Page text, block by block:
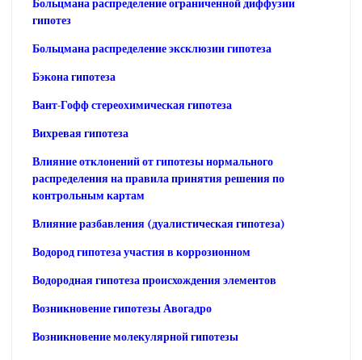
Больцмана распределение ограниченной диффузии
гипотез
Больцмана распределение эксклюзии гипотеза
Бэкона гипотеза
Вант-Гофф стереохимическая гипотеза
Вихревая гипотеза
Влияние отклонений от гипотезы нормального
распределения на правила принятия решения по
контрольным картам
Влияние разбавления (дуалистическая гипотеза)
Водород гипотеза участия в коррозионном
Водородная гипотеза происхождения элементов
Возникновение гипотезы Авогадро
Возникновение молекулярной гипотезы